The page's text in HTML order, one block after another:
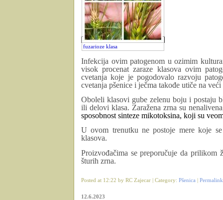
fuzarioze klasa
Infekcija ovim patogenom u ozimim
visok procenat zaraze klasova ovim
cvetanja koje je pogodovalo razvoju
cvetanja pšenice i ječma takođe utiče na
Oboleli klasovi gube zelenu boju i postaju
ili delovi klasa. Zaražena zrna su
sposobnost sinteze mikotoksina, koji su
U ovom trenutku ne postoje mere koje
klasova.
Proizvođačima se preporučuje da prilikom
šturih zrna.
Posted at 12:22 by RC Zajecar | Category: Pšenica Permalink
12.6.2023